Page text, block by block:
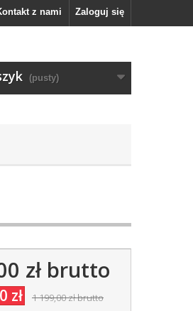
Zaloguj się
z nami
(pusty)
złbrutto
zł 1 199,00 złbrutto